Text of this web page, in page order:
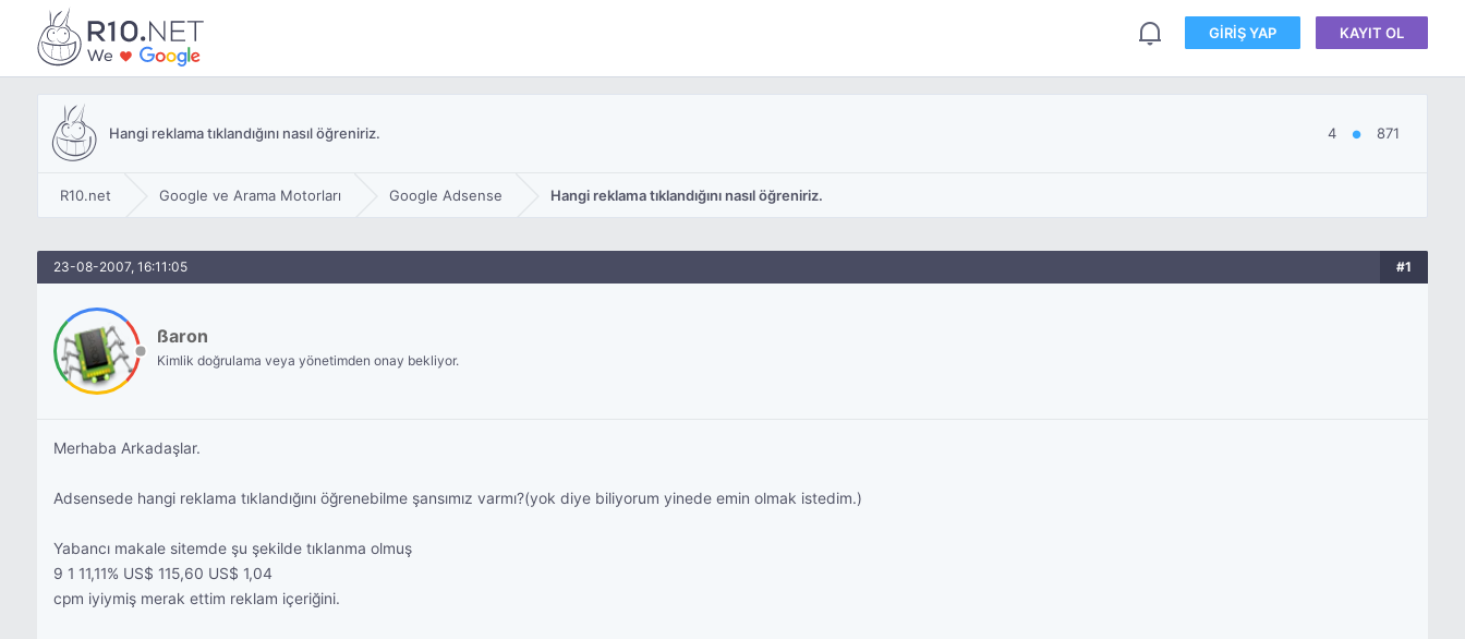
GIRIŞ YAP KAYIT OL
Hangi reklama tıklandığını nasıl öğreniriz. 4 ● 871
R10.net Google ve Arama Motorları Google Adsense Hangi reklama tıklandığını nasıl öğreniriz.
23-08-2007, 16:11:05 #1
ßaron
Kimlik doğrulama veya yönetimden onay bekliyor.
Merhaba Arkadaşlar.
Adsensede hangi reklama tıklandığını öğrenebilme şansımız varmı?(yok diye biliyorum yinede emin olmak istedim.)
Yabancı makale sitemde şu şekilde tıklanma olmuş
9 1 11,11% US$ 115,60 US$ 1,04
cpm iyiymiş merak ettim reklam içeriğini.